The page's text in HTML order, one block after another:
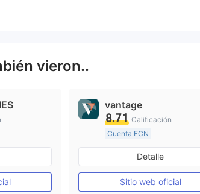
vieron..
MT4
vantage
8.71 Calificación
Cuenta ECN
De 10 a 15 años
Supervisión en Australia
Licencia completa de MT4
Detalle
Sitio web oficial